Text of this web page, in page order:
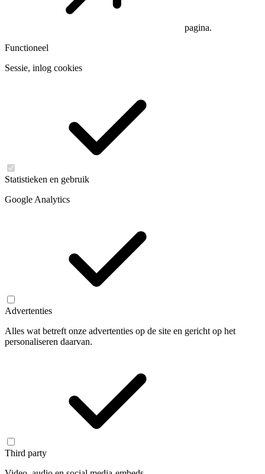
pagina.
Functioneel
Sessie, inlog cookies
Statistieken en gebruik
Google Analytics
Advertenties
Alles wat betreft onze advertenties op de site en gericht op het
personaliseren daarvan.
Third party